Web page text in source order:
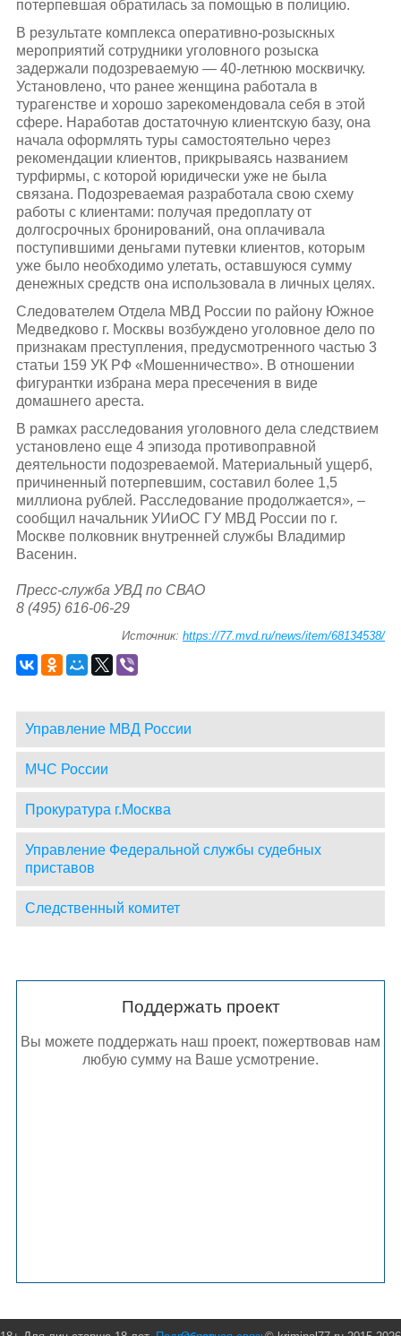
потерпевшая обратилась за помощью в полицию.
В результате комплекса оперативно-розыскных
мероприятий сотрудники уголовного розыска
задержали подозреваемую — 40-летнюю москвичку.
Установлено, что ранее женщина работала в
турагенстве и хорошо зарекомендовала себя в этой
сфере. Наработав достаточную клиентскую базу, она
начала оформлять туры самостоятельно через
рекомендации клиентов, прикрываясь названием
турфирмы, с которой юридически уже не была
связана. Подозреваемая разработала свою схему
работы с клиентами: получая предоплату от
долгосрочных бронирований, она оплачивала
поступившими деньгами путевки клиентов, которым
уже было необходимо улетать, оставшуюся сумму
денежных средств она использовала в личных целях.
Следователем Отдела МВД России по району Южное
Медведково г. Москвы возбуждено уголовное дело по
признакам преступления, предусмотренного частью 3
статьи 159 УК РФ «Мошенничество». В отношении
фигурантки избрана мера пресечения в виде
домашнего ареста.
В рамках расследования уголовного дела следствием
установлено еще 4 эпизода противоправной
деятельности подозреваемой. Материальный ущерб,
причиненный потерпевшим, составил более 1,5
миллиона рублей. Расследование продолжается», –
сообщил начальник УИиОС ГУ МВД России по г.
Москве полковник внутренней службы Владимир
Васенин.
Пресс-служба УВД по СВАО
8 (495) 616-06-29
Источник:https://77.mvd.ru/news/item/68134538/
Управление МВД России
МЧС России
Прокуратура г.Москва
Управление Федеральной службы судебных
приставов
Следственный комитет
Поддержать проект
Вы можете поддержать наш проект, пожертвовав нам
любую сумму на Ваше усмотрение.